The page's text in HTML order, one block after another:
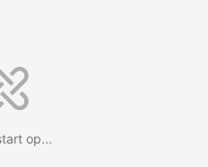
op...